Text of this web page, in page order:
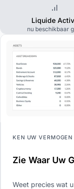
Liquide
nu beschikbaar
KEN UW VERMOGEN
Zie Waar Uw
Weet precies wat